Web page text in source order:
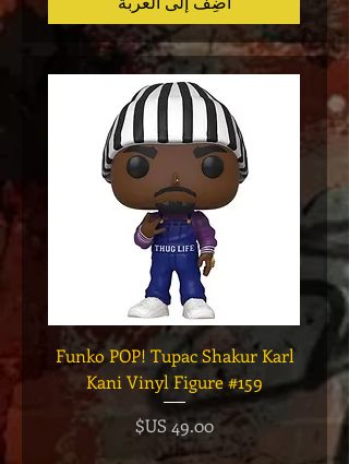
Funko POP! Tupac Shakur Karl
Kani Vinyl Figure #159
السعر